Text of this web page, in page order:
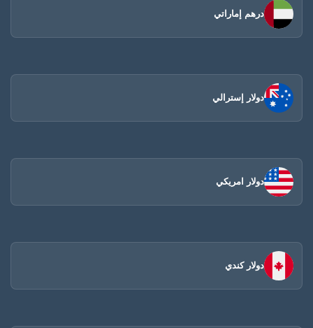
درهم إماراتي
دولار إسترالي
دولار امريكي
دولار كندي